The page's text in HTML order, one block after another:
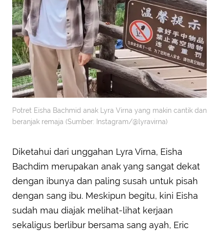
Potret Eisha Bachmid anak Lyra Virna yang makin cantik dan
beranjak remaja (Sumber: Instagram/@lyravirna)
Diketahui dari unggahan Lyra Virna, Eisha
Bachdim merupakan anak yang sangat dekat
dengan ibunya dan paling susah untuk pisah
dengan sang ibu. Meskipun begitu, kini Eisha
sudah mau diajak melihat-lihat kerjaan
sekaligus berlibur bersama sang ayah, Eric